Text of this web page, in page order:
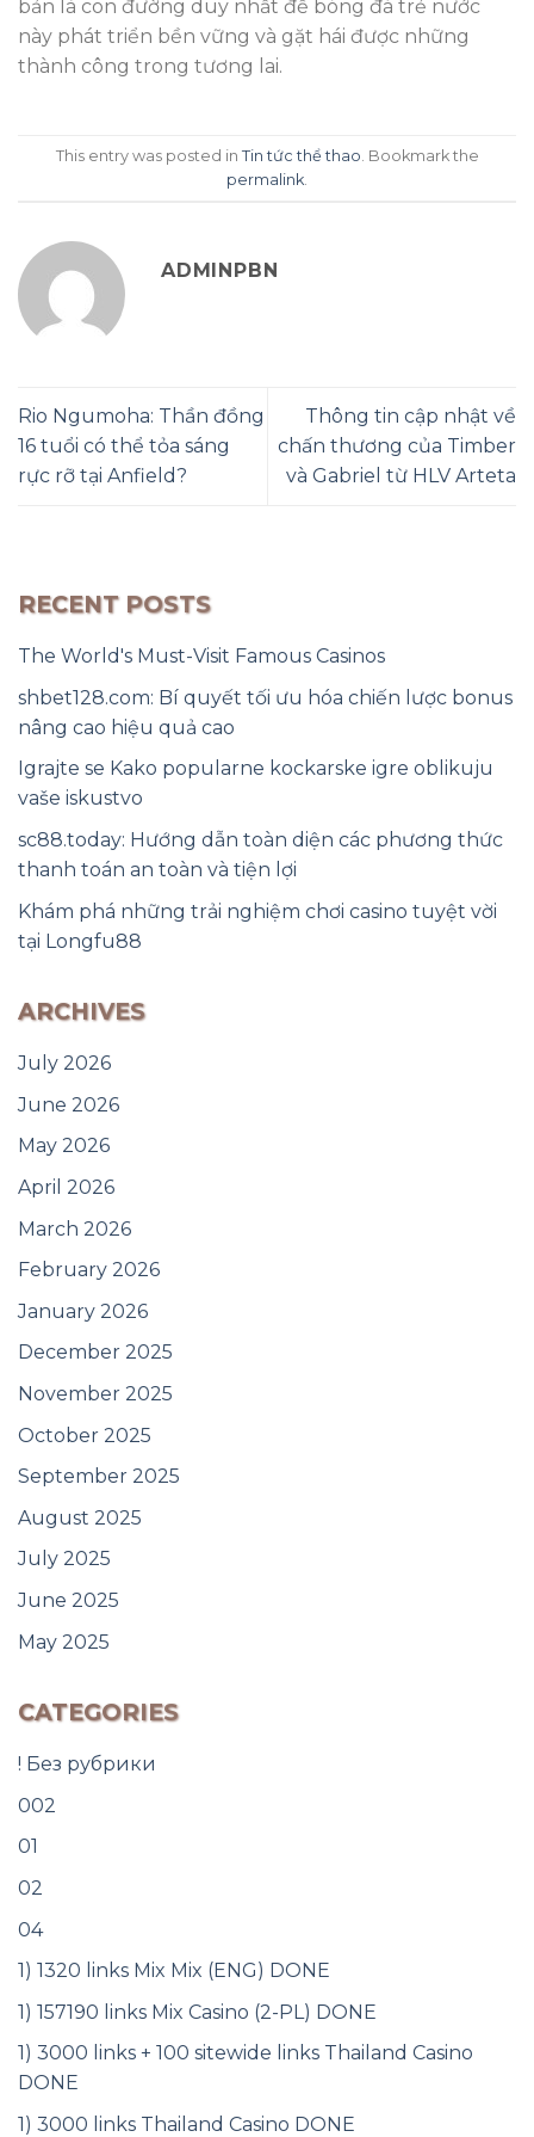
bản là con đường duy nhất để bóng đá trẻ nước
này phát triển bền vững và gặt hái được những
thành công trong tương lai.
This entry was posted in Tin tức thể thao . Bookmark the
permalink
ADMINPBN
Rio Ngumoha: Thần đồng
16 tuổi có thể tỏa sáng
rực rỡ tại Anfield?
Thông tin cập nhật về
chấn thương của Timber
và Gabriel từ HLV Arteta
RECENT POSTS
The World's Must-Visit Famous Casinos
shbet128.com: Bí quyết tối ưu hóa chiến lược bonus
nâng cao hiệu quả cao
Igrajte se Kako popularne kockarske igre oblikuju
vaše iskustvo
sc88.today: Hướng dẫn toàn diện các phương thức
thanh toán an toàn và tiện lợi
Khám phá những trải nghiệm chơi casino tuyệt vời
tại Longfu88
ARCHIVES
July 2026
June 2026
May 2026
April 2026
March 2026
February 2026
January 2026
December 2025
November 2025
October 2025
September 2025
August 2025
July 2025
June 2025
May 2025
CATEGORIES
! Без рубрики
002
01
02
04
1) 1320 links Mix Mix (ENG) DONE
1) 157190 links Mix Casino (2-PL) DONE
1) 3000 links + 100 sitewide links Thailand Casino
DONE
1) 3000 links Thailand Casino DONE